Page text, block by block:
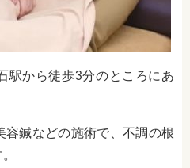
駅から徒歩3分のところにあ
容鍼などの施術で、不調の根